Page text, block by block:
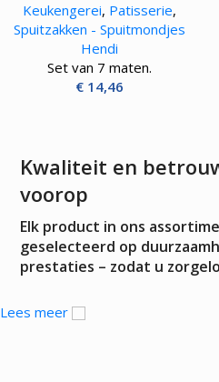
Keukengerei, Patisserie,
Spuitzakken - Spuitmondjes
Hendi
Set van 7 maten.
€ 14,46
Kwaliteit en
voorop
Elk product in ons
geselecteerd op
prestaties – zodat u
Lees meer